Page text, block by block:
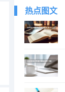
热点图文